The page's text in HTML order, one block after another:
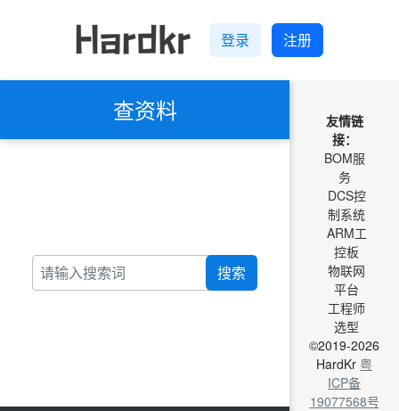
登录 注册
查资料
搜索
友情链
接：
BOM服
务
DCS控
制系统
ARM工
控板
物联网
平台
工程师
选型
©2019-2026
HardKr 粤
ICP备
19077568号